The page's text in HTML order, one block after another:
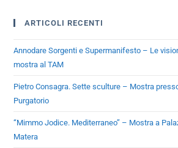
ARTICOLI RECENTI
Annodare Sorgenti e Supermanifesto – Le
mostra al TAM
Pietro Consagra. Sette sculture – Mostra
Purgatorio
“Mimmo Jodice. Mediterraneo” – Mostra a
Matera